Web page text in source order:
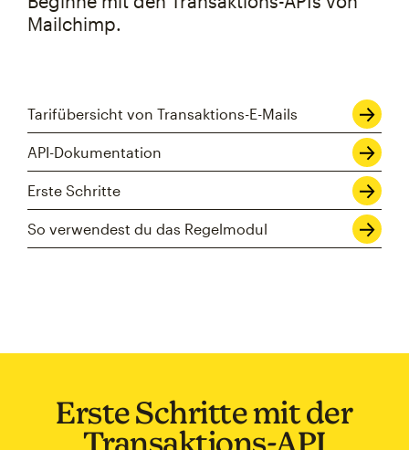
Mailchimp.
Tarifübersicht von Transaktions-E-Mails
API-Dokumentation
Erste Schritte
So verwendest du das Regelmodul
Erste Schritte mit der
Transaktions-API